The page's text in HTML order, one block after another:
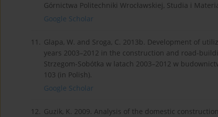
Górnictwa Politechniki Wrocławskiej, Studia i
Google Scholar
11. Glapa, W. and Sroga, C. 2013b. Development of
years 2003–2012 in the construction and road-
Strzegom-Sobótka w latach 2003–2012 w
103 (in Polish).
Google Scholar
12. Guzik, K. 2009. Analysis of the domestic